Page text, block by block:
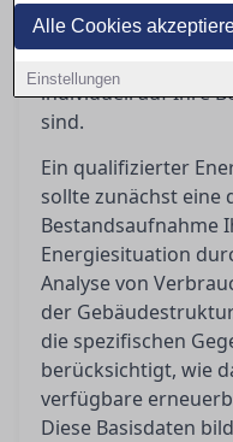
Alle Cookies
Einstellungen
Artikel gibt einen
Qualifikationen
individuell auf Ihre
sind.
Ein qualifizierter
sollte zunächst eine
Bestandsaufnahme
Energiesituation
Analyse von
der
die spezifischen
berücksichtigt, wie
verfügbare
Diese Basisdaten